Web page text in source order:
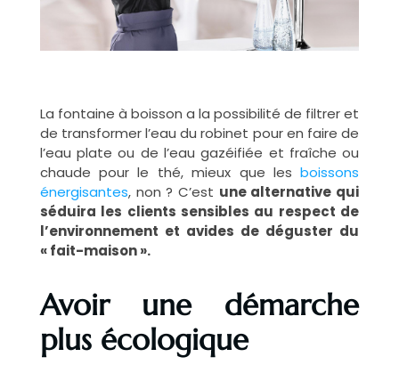
La fontaine à boisson a la possibilité de filtrer et
de transformer l’eau du robinet pour en faire de
l’eau plate ou de l’eau gazéifiée et fraîche ou
chaude pour le thé, mieux que lesboissons
énergisantes, non ? C’est une alternative qui
séduira les clients sensibles au respect de
l’environnement et avides de déguster du
« fait-maison ».
Avoir une démarche
plus écologique